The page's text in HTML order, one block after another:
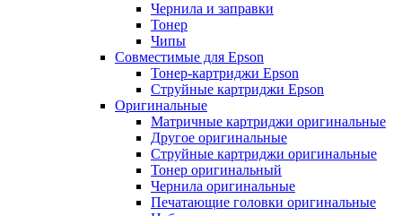
Чернила и заправки
Тонер
Чипы
Совместимые для Epson
Тонер-картриджи Epson
Струйные картриджи Epson
Оригинальные
Матричные картриджи оригинальные
Другое оригинальные
Струйные картриджи оригинальные
Тонер оригинальный
Чернила оригинальные
Печатающие головки оригинальные